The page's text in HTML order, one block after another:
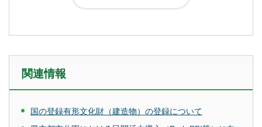
関連情報
国の登録有形文化財（建造物）の登録について